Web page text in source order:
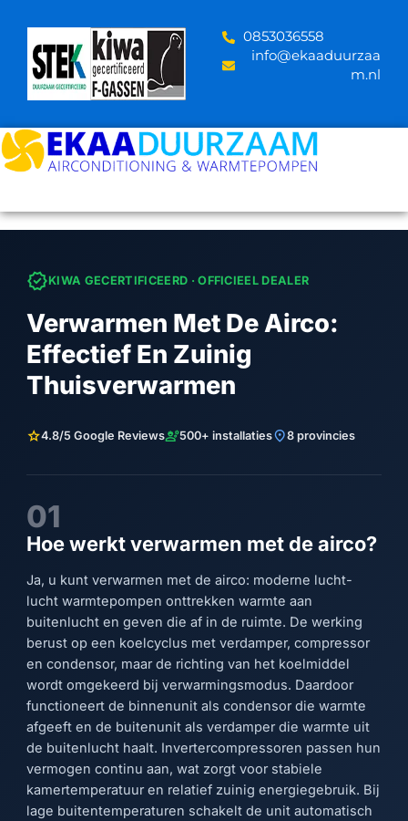
content
‪0853036558
info@ekaaduurzaa
m.nl
verifiedKIWA GECERTIFICEERD · OFFICIEEL DEALER
Verwarmen Met De Airco:
Effectief En Zuinig
Thuisverwarmen
star4.8/5 Google Reviewsengineering500+ installatieslocation_on8 provincies
01
Hoe werkt verwarmen met de airco?
Ja, u kunt verwarmen met de airco: moderne lucht-
lucht warmtepompen onttrekken warmte aan
buitenlucht en geven die af in de ruimte. De werking
berust op een koelcyclus met verdamper, compressor
en condensor, maar de richting van het koelmiddel
wordt omgekeerd bij verwarmingsmodus. Daardoor
functioneert de binnenunit als condensor die warmte
afgeeft en de buitenunit als verdamper die warmte uit
de buitenlucht haalt. Invertercompressoren passen hun
vermogen continu aan, wat zorgt voor stabiele
kamertemperatuur en relatief zuinig energiegebruik. Bij
lage buitentemperaturen schakelt de unit automatisch